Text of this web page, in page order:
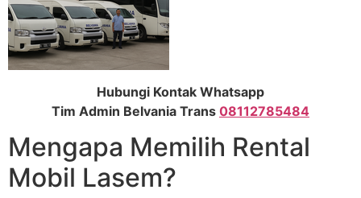
Hubungi Kontak Whatsapp
Tim Admin Belvania Trans 08112785484
Mengapa Memilih Rental
Mobil Lasem?